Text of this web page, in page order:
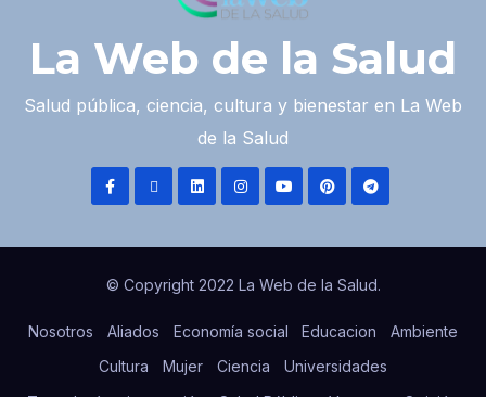
La Web de la Salud
Salud pública, ciencia, cultura y bienestar en La Web
de la Salud
© Copyright 2022 La Web de la Salud.
Nosotros Aliados Economía social Educacion
Ambiente
Cultura
Mujer Ciencia
Universidades